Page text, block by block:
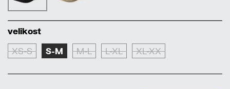
velikost
XS-S S-M M-L L-XL XL-XX